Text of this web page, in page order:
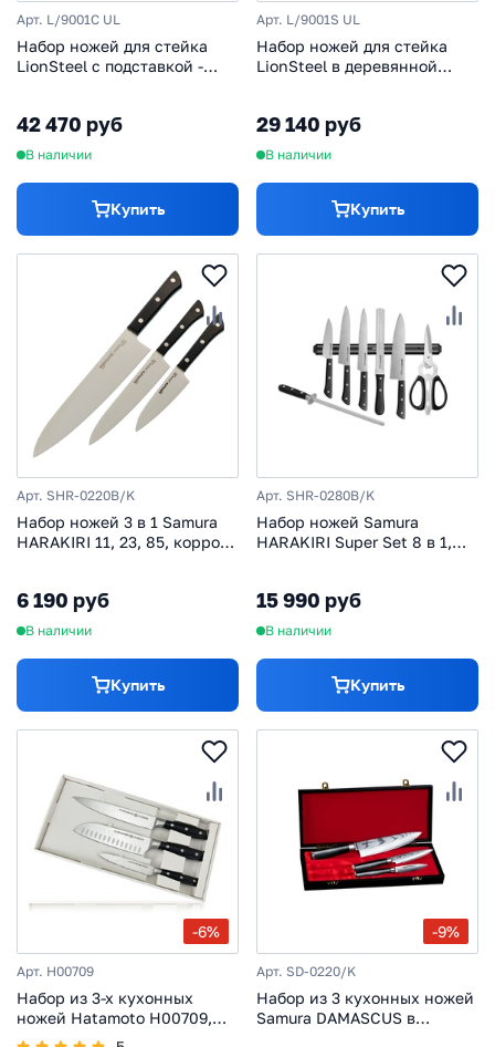
Арт. L/9001C UL
Набор ножей для стейка
LionSteel с подставкой -
42 470 руб
В наличии
Купить
Арт. L/9001S UL
Набор ножей для стейка
LionSteel в деревянной
29 140 руб
В наличии
Купить
Арт. SHR-0220B/K
Набор ножей 3 в 1 Samura
HARAKIRI 11, 23, 85, корроз.-
6 190 руб
В наличии
Купить
Арт. SHR-0280B/K
Набор ножей Samura
HARAKIRI Super Set 8 в 1,
15 990 руб
В наличии
Купить
-6%
Арт. H00709
Набор из 3-х кухонных
ножей Hatamoto H00709,
сталь AUS-8
-9%
Арт. SD-0220/K
Набор из 3 кухонных ножей
Samura DAMASCUS в